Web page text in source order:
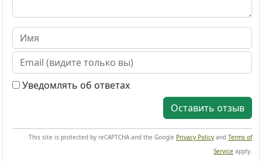
Уведомлять об ответах
Оставить отзыв
This site is protected by reCAPTCHA and the Google Privacy Policy and Terms of
Service apply.